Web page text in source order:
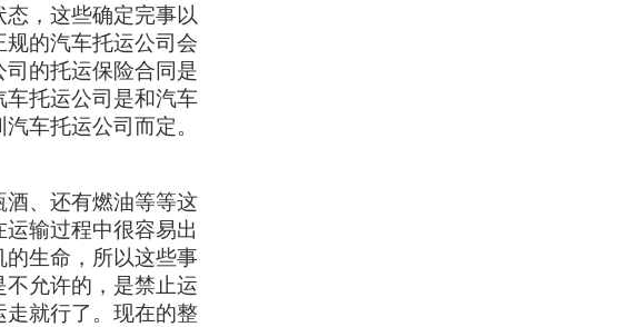
，这些确定完事以
的汽车托运公司会
的托运保险合同是
托运公司是和汽车
车托运公司而定。
、还有燃油等等这
输过程中很容易出
生命，所以这些事
允许的，是禁止运
就行了。现在的整